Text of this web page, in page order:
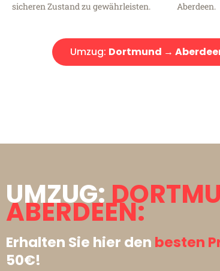
sicheren Zustand zu gewährleisten.
Aberdeen.
Umzug: Dortmund →
UMZUG:
ABERDEEN:
Erhalten Sie hier den besten
50€!